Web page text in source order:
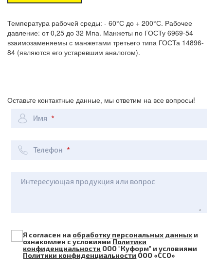
Температура рабочей среды: - 60°С до + 200°С. Рабочее
давление: от 0,25 до 32 Мпа. Манжеты по ГОСТу 6969-54
взаимозаменяемы с манжетами третьего типа ГОСТа 14896-
84 (являются его устаревшим аналогом).
Оставьте контактные данные, мы ответим на все вопросы!
Имя
Телефон
Интересующая продукция или вопрос
Я согласен на обработку персональных данных и
ознакомлен с условиями Политики
конфиденциальности ООО "Куформ" и условиями
Политики конфиденциальности ООО «ССО»